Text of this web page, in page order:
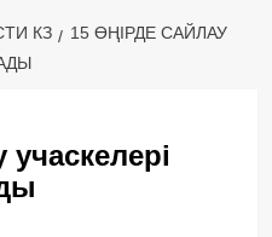
КЗ
15 ӨҢІРДЕ САЙЛАУ
учаскелері